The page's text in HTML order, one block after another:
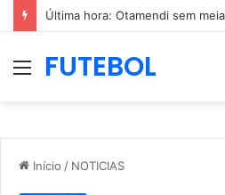
MenuFUTEBOL
Início / NOTICIAS